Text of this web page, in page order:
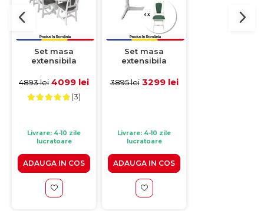
Set masa
extensibila
scaune IZA stofa
alb,
4893 lei 4099 lei
(3)
Livrare: 4-10 zile
lucratoare
ADAUGA IN COS
Set masa
extensibila
scaune IZA stofa
3895 lei 3299 lei
Livrare: 4-10 zile
lucratoare
ADAUGA IN COS